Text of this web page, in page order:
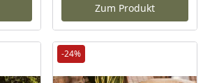
Zum Produkt
-24%